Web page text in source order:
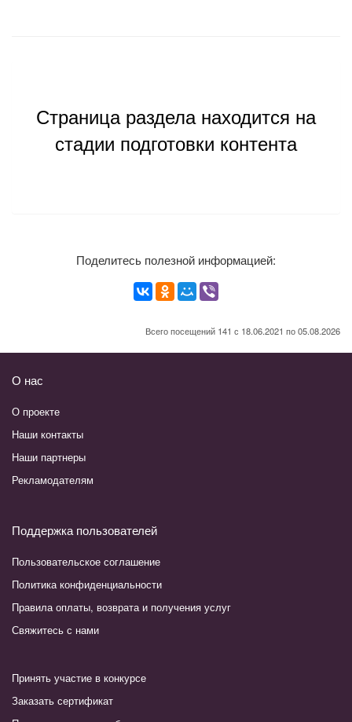
Страница раздела находится на
стадии подготовки контента
Поделитесь полезной информацией:
Всего посещений 141 с 18.06.2021 по 05.08.2026
О нас
О проекте
Наши контакты
Наши партнеры
Рекламодателям
Поддержка пользователей
Пользовательское соглашение
Политика конфиденциальности
Правила оплаты, возврата и получения услуг
Свяжитесь с нами
Принять участие в конкурсе
Заказать сертификат